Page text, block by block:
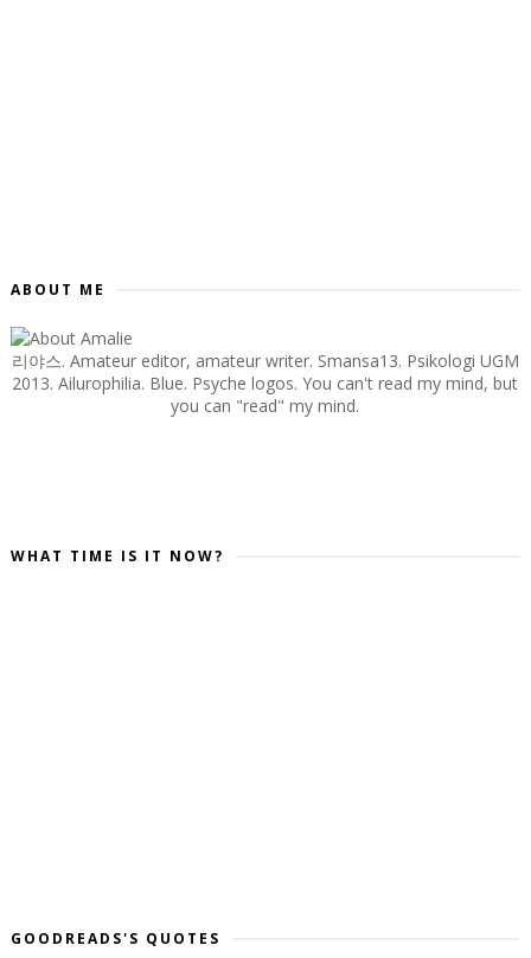
ABOUT ME
리야스. Amateur editor, amateur writer. Smansa13. Psikologi UGM
2013. Ailurophilia. Blue. Psyche logos. You can't read my mind, but
you can "read" my mind.
WHAT TIME IS IT NOW?
GOODREADS'S QUOTES